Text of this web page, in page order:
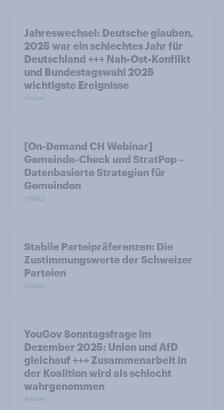
Jahreswechsel: Deutsche glauben,
2025 war ein schlechtes Jahr für
Deutschland +++ Nah-Ost-Konflikt
und Bundestagswahl 2025
wichtigste Ereignisse
Artikel
[On-Demand CH Webinar]
Gemeinde-Check und StratPop –
Datenbasierte Strategien für
Gemeinden
Artikel
Stabile Parteipräferenzen: Die
Zustimmungswerte der Schweizer
Parteien
Artikel
YouGov Sonntagsfrage im
Dezember 2025: Union und AfD
gleichauf +++ Zusammenarbeit in
der Koalition wird als schlecht
wahrgenommen
Artikel